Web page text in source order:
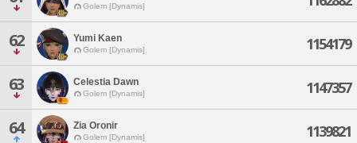
Golem [Dynamis]
62 Yumi Kaen
Golem [Dynamis] 1154179
63 Celestia Dawn
Golem [Dynamis] 1147357
64 Zia Oronir
Golem [Dynamis] 1139821